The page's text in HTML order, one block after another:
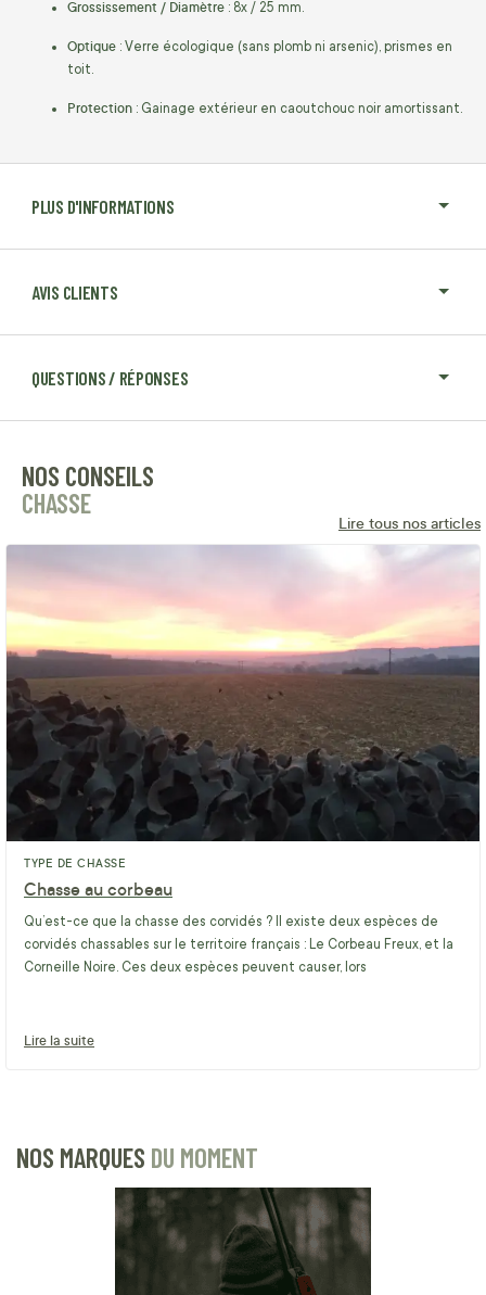
PLUS D'INFORMATIONS
AVIS CLIENTS
QUESTIONS / RÉPONSES
Grossissement / Diamètre : 8x / 25 mm.
Optique : Verre écologique (sans plomb ni arsenic), prismes en
toit.
Protection : Gainage extérieur en caoutchouc noir amortissant.
NOS CONSEILS
CHASSE
Lire tous nos articles
TYPE DE CHASSE
Chasse au corbeau
Qu’est-ce que la chasse des corvidés ? Il existe deux espèces de
corvidés chassables sur le territoire français : Le Corbeau Freux, et la
Corneille Noire. Ces deux espèces peuvent causer, lors
Lire la suite
NOS MARQUES DU MOMENT